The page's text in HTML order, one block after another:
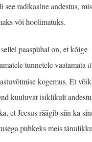
radikaalne andestus,
või hoolimatuks.
paaspühal on, et kõige
tunnetele vaatamata
kogemus. Et
kuuluvat isiklikult
et Jeesus räägib siin ka
puhkeks meis